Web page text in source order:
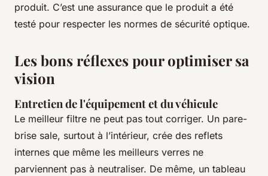
produit. C’est une assurance que le produit a été
testé pour respecter les normes de sécurité optique.
Les bons réflexes pour optimiser sa
vision
Entretien de l'équipement et du véhicule
Le meilleur filtre ne peut pas tout corriger. Un pare-
brise sale, surtout à l’intérieur, crée des reflets
internes que même les meilleurs verres ne
parviennent pas à neutraliser. De même, un tableau